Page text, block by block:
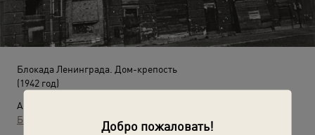
Добро пожаловать!
Блокада Ленинграда. Дом-крепость
(1942 год)
Автор:
Борис Кудояров